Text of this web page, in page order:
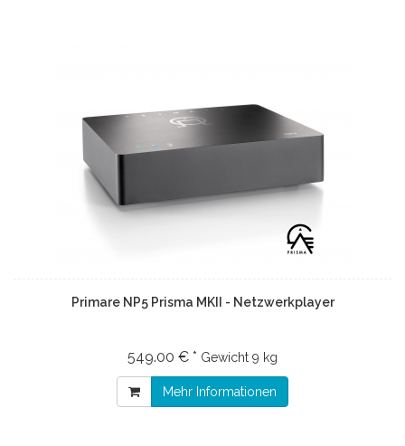
Primare NP5 Prisma MKII - Netzwerkplayer
549.00 € * Gewicht 9 kg
Mehr Informationen